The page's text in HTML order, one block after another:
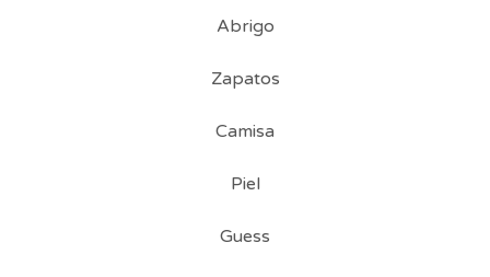
Abrigo
Zapatos
Camisa
Piel
Guess